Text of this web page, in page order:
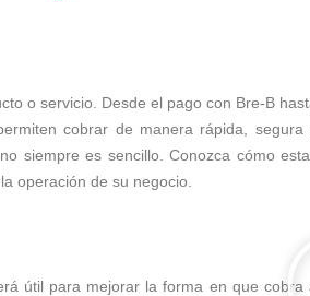
o servicio. Desde el pago con Bre-B
cobrar de manera rápida, segura
siempre es sencillo. Conozca cómo
operación de su negocio.
útil para mejorar la forma en que cobra